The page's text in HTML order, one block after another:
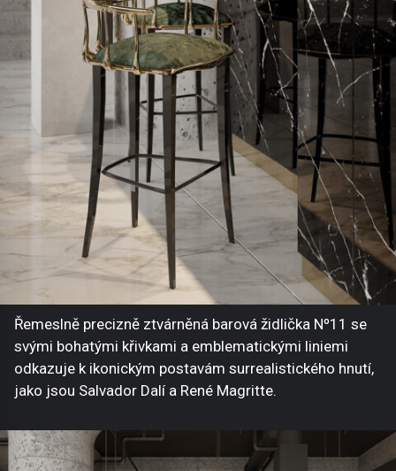
Řemeslně precizně ztvárněná barová židlička Nº11 se
svými bohatými křivkami a emblematickými liniemi
odkazuje k ikonickým postavám surrealistického hnutí,
jako jsou Salvador Dalí a René Magritte.